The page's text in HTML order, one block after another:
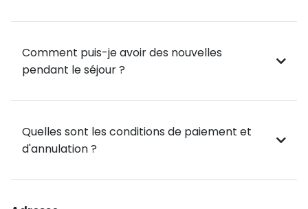
Comment puis-je avoir des nouvelles
pendant le séjour ?
Quelles sont les conditions de paiement et
d'annulation ?